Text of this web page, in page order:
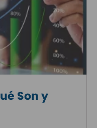
Son y